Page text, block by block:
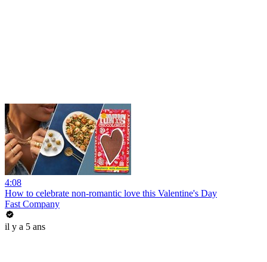
4:08
How to celebrate non-romantic love this Valentine's Day
Fast Company
il y a 5 ans